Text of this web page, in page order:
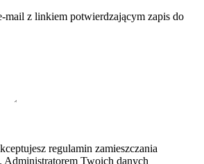
mail z linkiem potwierdzającym zapis do
regulamin zamieszczania
Administratorem Twoich danych